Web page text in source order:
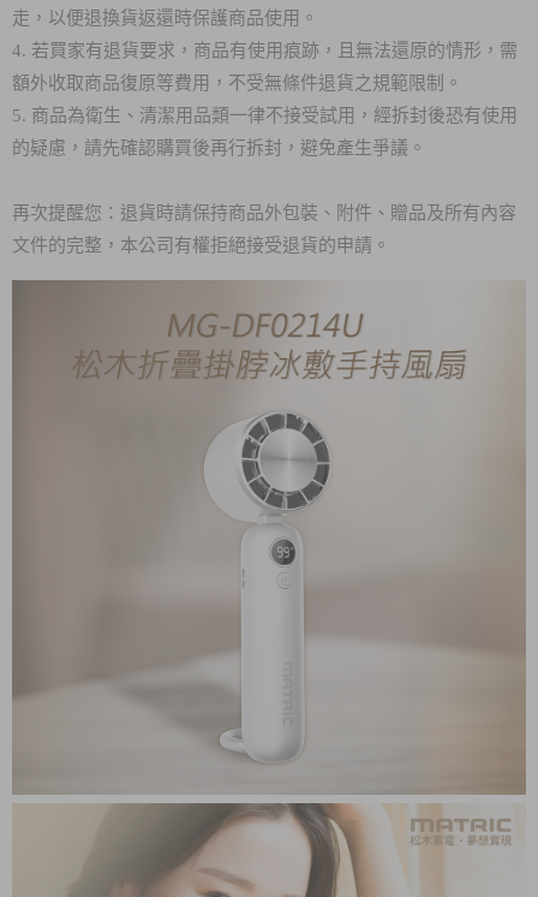
走，以便退換貨返還時保護商品使用。
4. 若買家有退貨要求，商品有使用痕跡，且無法還原的情形，需
額外收取商品復原等費用，不受無條件退貨之規範限制。
5. 商品為衛生、清潔用品類一律不接受試用，經拆封後恐有使用
的疑慮，請先確認購買後再行拆封，避免產生爭議。
再次提醒您：退貨時請保持商品外包裝、附件、贈品及所有內容
文件的完整，本公司有權拒絕接受退貨的申請。